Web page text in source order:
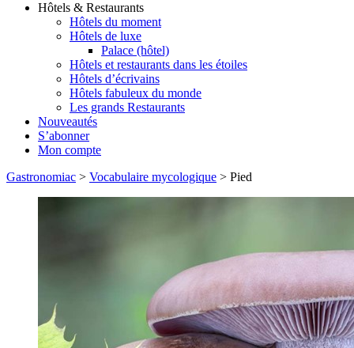
Hôtels & Restaurants
Hôtels du moment
Hôtels de luxe
Palace (hôtel)
Hôtels et restaurants dans les étoiles
Hôtels d’écrivains
Hôtels fabuleux du monde
Les grands Restaurants
Nouveautés
S’abonner
Mon compte
Gastronomiac > Vocabulaire mycologique > Pied